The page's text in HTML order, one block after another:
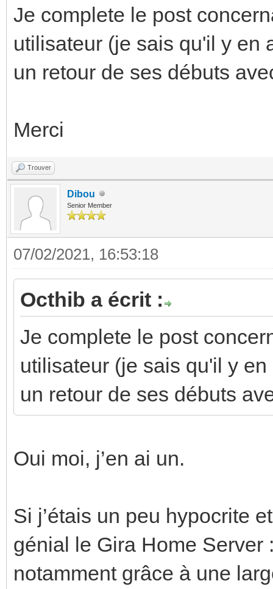
Je complete le post
utilisateur (je sais qu'il y en
un retour de ses débuts
Merci
Trouver
Dibou
Senior Member
07/02/2021, 16:53:18
Octhib a écrit :
Je complete le post
utilisateur (je sais qu'il y
un retour de ses débuts
Oui moi, j’en ai un.
Si j’étais un peu hypocrite
génial le Gira Home Server
notamment grâce à une